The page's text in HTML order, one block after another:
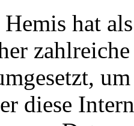
hat
diese